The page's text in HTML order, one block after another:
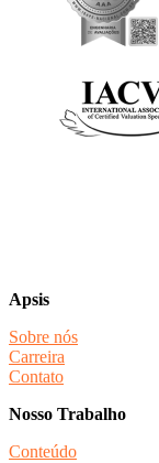
Apsis
Sobre nós
Carreira
Contato
Nosso Trabalho
Conteúdo